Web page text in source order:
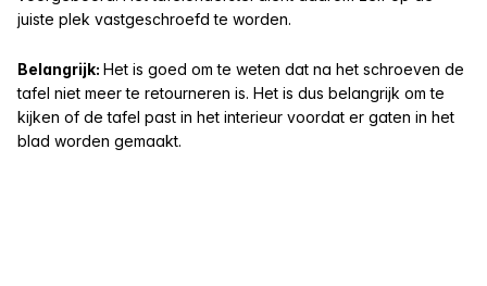
juiste plek vastgeschroefd te worden.
Belangrijk: Het is goed om te weten dat na het schroeven de
tafel niet meer te retourneren is. Het is dus belangrijk om te
kijken of de tafel past in het interieur voordat er gaten in het
blad worden gemaakt.